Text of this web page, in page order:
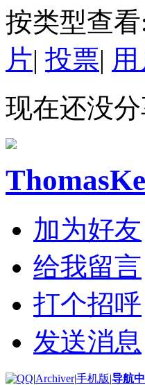
按类型查看
片| 投票| 用
现在还没
加为好友
给我留言
打个招呼
发送消息
|Archiver|手机版|导航